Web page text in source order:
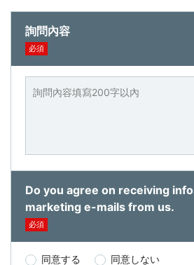
詢問內容
必須
Do you agree on receiving
marketing e-mails from us.
必須
同意する
同意しない